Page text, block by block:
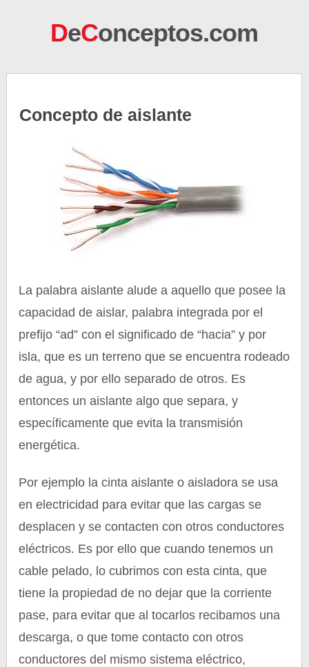
DeConceptos.com
Concepto de aislante
La palabra aislante alude a aquello que posee la
capacidad de aislar, palabra integrada por el
prefijo “ad” con el significado de “hacia” y por
isla, que es un terreno que se encuentra rodeado
de agua, y por ello separado de otros. Es
entonces un aislante algo que separa, y
específicamente que evita la transmisión
energética.
Por ejemplo la cinta aislante o aisladora se usa
en electricidad para evitar que las cargas se
desplacen y se contacten con otros conductores
eléctricos. Es por ello que cuando tenemos un
cable pelado, lo cubrimos con esta cinta, que
tiene la propiedad de no dejar que la corriente
pase, para evitar que al tocarlos recibamos una
descarga, o que tome contacto con otros
conductores del mismo sistema eléctrico,